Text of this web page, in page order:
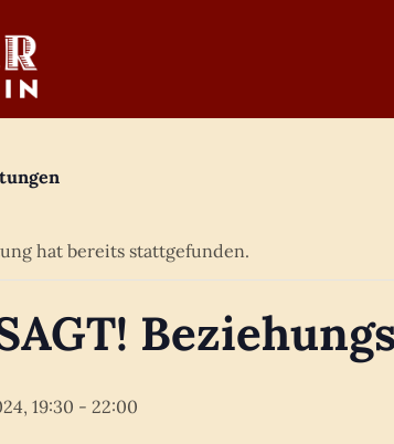
hat bereits stattgefunden.
19:30 - 22:00